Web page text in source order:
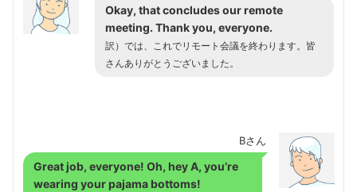
Okay, that concludes our remote
meeting. Thank you, everyone.
訳）では、これでリモート会議を終わります。皆
さんありがとうございました。
Bさん
Great job, everyone! Oh, hey A, you’re
wearing your pajama bottoms!